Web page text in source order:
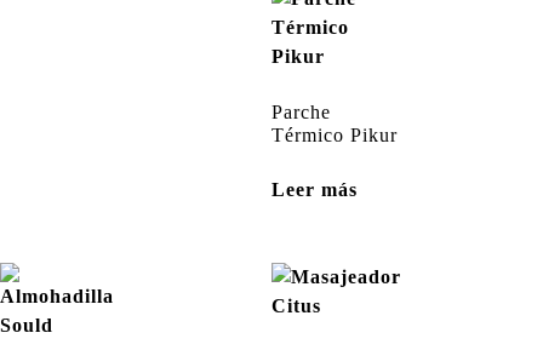
Parche
Térmico Pikur
Leer más